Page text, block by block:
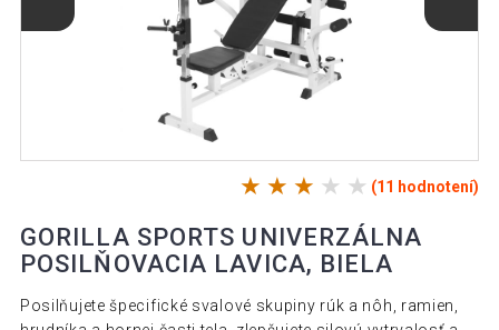
(11 hodnotení)
GORILLA SPORTS UNIVERZÁLNA
POSILŇOVACIA LAVICA, BIELA
Posilňujete špecifické svalové skupiny rúk a nôh, ramien,